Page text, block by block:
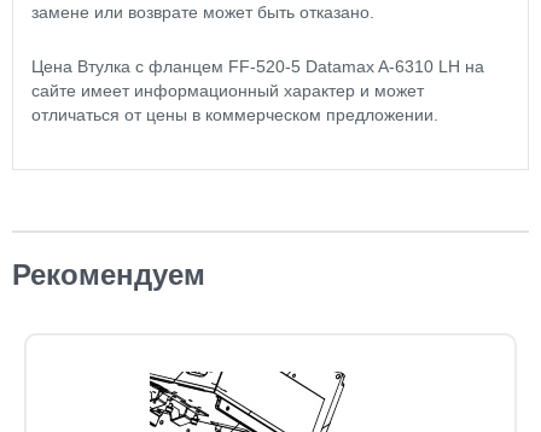
замене или возврате может быть отказано.
Цена Втулка с фланцем FF-520-5 Datamax A-6310 LH на
сайте имеет информационный характер и может
отличаться от цены в коммерческом предложении.
Рекомендуем